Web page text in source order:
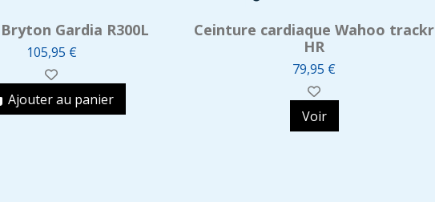
Gardia R300L
105,95 €
Ajouter au panier
Ceinture cardiaque Wahoo trackr
HR
79,95 €
Voir